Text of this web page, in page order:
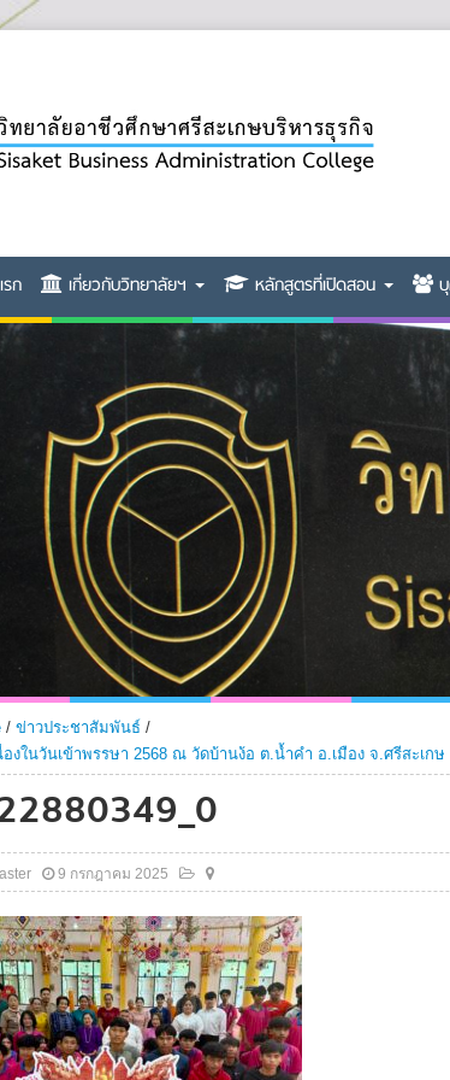
ก เกี่ยวกับวิทยาลัยฯ หลักสูตรที่เปิดสอน
/ ข่าวประชาสัมพันธ์ /
งในวันเข้าพรรษา 2568 ณ วัดบ้านง้อ ต.น้ำคำ อ.เมือง จ.ศรีสะเก
9 กรกฎาคม 2025